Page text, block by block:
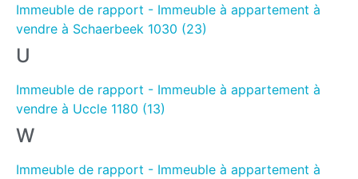
Immeuble de rapport - Immeuble à appartement à
vendre à Schaerbeek 1030 (23)
U
Immeuble de rapport - Immeuble à appartement à
vendre à Uccle 1180 (13)
W
Immeuble de rapport - Immeuble à appartement à